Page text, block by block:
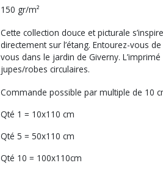
150 gr/m²
Cette collection douce et picturale
directement sur l’étang. Entourez-vous
vous dans le jardin de Giverny.
jupes/robes circulaires.
Commande possible par multiple de 10
Qté 1 = 10x110 cm
Qté 5 = 50x110 cm
Qté 10 = 100x110cm